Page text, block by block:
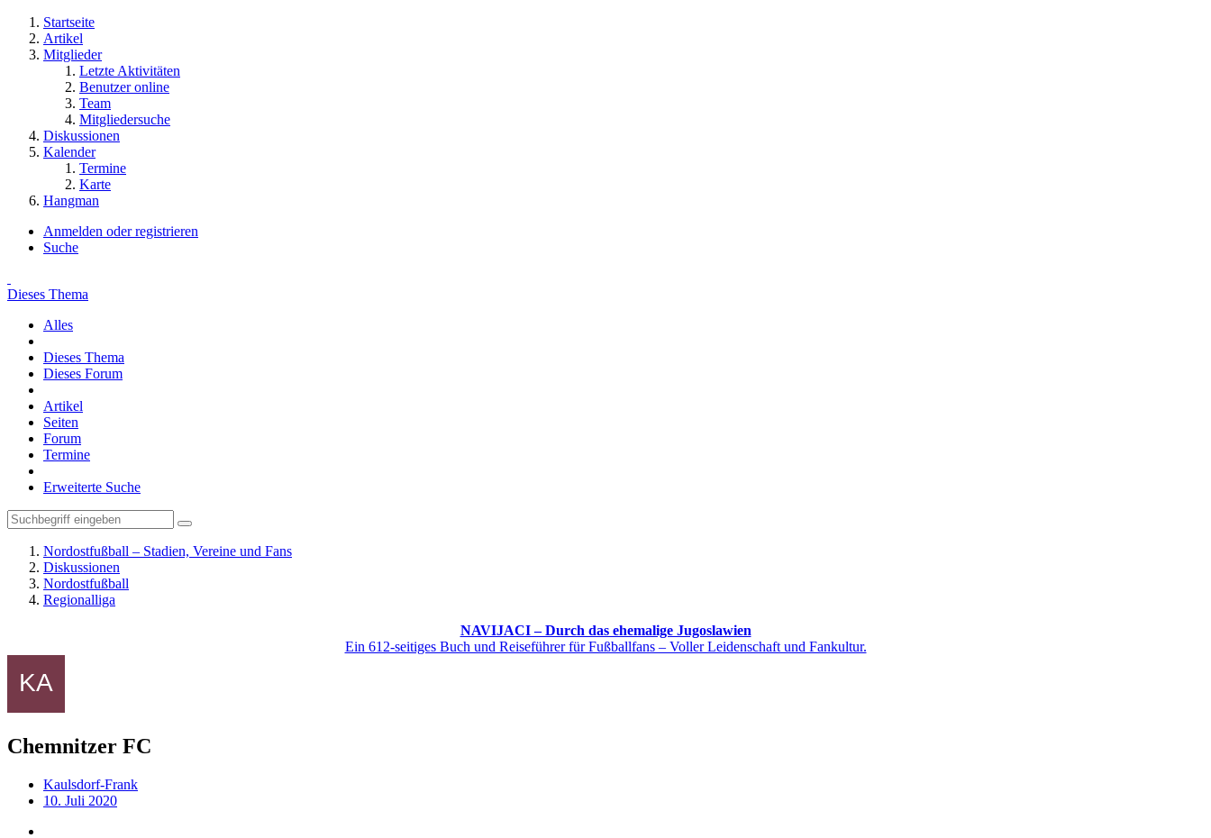
Startseite
Artikel
Mitglieder
Letzte Aktivitäten
Benutzer online
Team
Mitgliedersuche
Diskussionen
Kalender
Termine
Karte
Hangman
Anmelden oder registrieren
Suche
Dieses Thema
Alles
Dieses Thema
Dieses Forum
Artikel
Seiten
Forum
Termine
Erweiterte Suche
Nordostfußball – Stadien, Vereine und Fans
Diskussionen
Nordostfußball
Regionalliga
NAVIJACI – Durch das ehemalige Jugoslawien
Ein 612-seitiges Buch und Reiseführer für Fußballfans – Voller Leidenschaft und Fankultur.
Chemnitzer FC
Kaulsdorf-Frank
10. Juli 2020